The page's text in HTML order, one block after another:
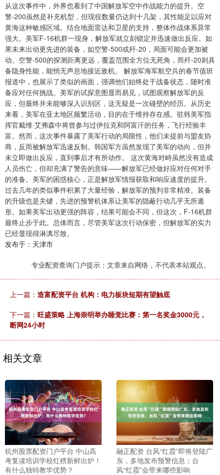
从这次事件中，外界也看到了中国解放军空中作战能力的提升。空
警-200虽然是补充机型，但现役数量仍达到十几架，其性能足以应对
黄海这种敏感区域。结合地面雷达和卫星的支持，整体作战体系异常
强大。美军F-16机群一现身，解放军就立刻锁定并迅速做出反应。如
果未来出动更先进的装备，如空警-500或歼-20，局面可能会更加被
动。空警-500的探测距离更远，覆盖范围全方位无死角，而歼-20则具
备隐身性能，能悄无声息地接近敌机。 解放军海军航空兵的春节值班
报道中，也展示了类似的画面，强调他们始终处于战备状态，随时准
备应对任何挑战。美军的试探意图显而易见，试图观察解放军的反
应，但最终并未能够深入识别区，这无疑是一次碰壁的经历。从历史
来看，美军在亚太地区频繁活动，目的在于维持存在感。驻韩美军指
挥官戴维·艾弗森中将曾参与过伊拉克和阿富汗的任务，飞行经验丰
富。然而，这次事件暴露了美军行动的局限性，他们未提前与盟友协
商，反而被解放军迅速反制。韩国军方虽然发现了美军的动向，但并
未立即做出反应，直到事后才有所动作。 这次黄海对峙虽然没有造成
人员伤亡，但却充满了警告的意味——解放军已经做好应对任何对手
的准备。美军的困惑核心，正是解放军情报获取和响应速度的提升。
过去几年的类似事件积累了大量经验，解放军的预判非常精准。装备
的升级也是关键，先进的预警机体系让美军的隐蔽行动几乎无所遁
形。如果美军出动更强的阵容，结果可能会不同，但这次，F-16机群
最终止步于此。总体而言，尽管美军这次行动保密，但解放军的实力
已经显现得淋漓尽致。
发布于：天津市
专业配资查询门户提示：文章来自网络，不代表本站观点。
上一篇： 造富配资平台 机构：电力板块短期有望触底
下一篇： 旺盛策略 上海崇明举办睡觉比赛：第一名奖金3000元，
断网24小时
相关文章
杭州股票配资门户平台 中山高
考复读培训学校红榜新鲜出炉！
有什么独特教学优势？
融正配资 台风“红霞”即将登陆广
东，多地发布预警信息；台
风“红霞”会带来哪些影响